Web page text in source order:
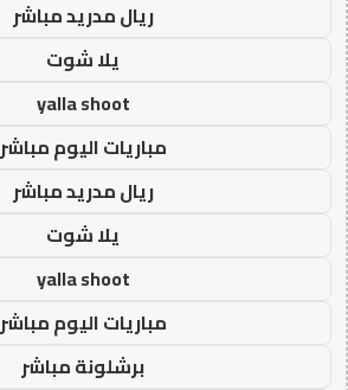
ريال مدريد مباشر
يلا شوت
yalla shoot
مباريات اليوم مباشر
ريال مدريد مباشر
يلا شوت
yalla shoot
مباريات اليوم مباشر
برشلونة مباشر